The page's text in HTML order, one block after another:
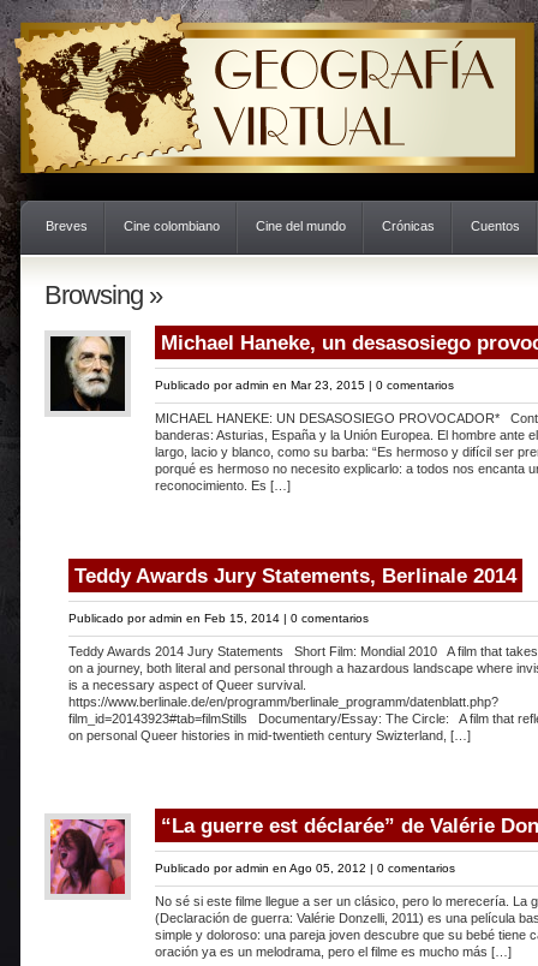
Breves Cine colombiano Cine del mundo Crónicas Cuentos
Browsing »
Michael Haneke, un desasosiego
Publicado poradmin en Mar 23, 2015 | 0 comentarios
MICHAEL HANEKE: UN DESASOSIEGO PROVOCADOR*
banderas: Asturias, España y la Unión Europea. El hombre ante
largo, lacio y blanco, como su barba: “Es hermoso y difícil ser
porqué es hermoso no necesito explicarlo: a todos nos encanta
reconocimiento. Es […]
Teddy Awards Jury Statements, Berlinale 2014
Publicado poradmin en Feb 15, 2014 | 0 comentarios
Teddy Awards 2014 Jury Statements Short Film: Mondial 2010 A film that
on a journey, both literal and personal through a hazardous landscape where
is a necessary aspect of Queer survival.
https://www.berlinale.de/en/programm/berlinale_programm/datenblatt.php?
film_id=20143923#tab=filmStills Documentary/Essay: The Circle: A film that
on personal Queer histories in mid-twentieth century Swizterland, […]
“La guerre est déclarée” de Valérie
Publicado poradmin en Ago 05, 2012 | 0 comentarios
No sé si este filme llegue a ser un clásico, pero lo merecería. La
(Declaración de guerra: Valérie Donzelli, 2011) es una película
simple y doloroso: una pareja joven descubre que su bebé tiene
oración ya es un melodrama, pero el filme es mucho más […]